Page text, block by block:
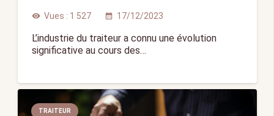
visibility Vues : 1 527 calendar_month 17/12/2023
L’industrie du traiteur a connu une évolution
significative au cours des…
TRAITEUR